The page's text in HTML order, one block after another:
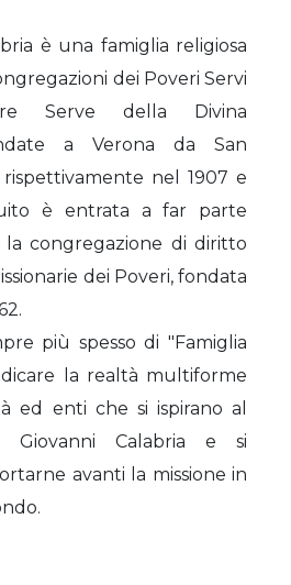
è una famiglia religiosa
dei Poveri Servi
Serve della Divina
a Verona da San
rispettivamente nel 1907 e
è entrata a far parte
congregazione di diritto
dei Poveri, fondata
più spesso di "Famiglia
la realtà multiforme
ed enti che si ispirano al
Giovanni Calabria e si
avanti la missione in